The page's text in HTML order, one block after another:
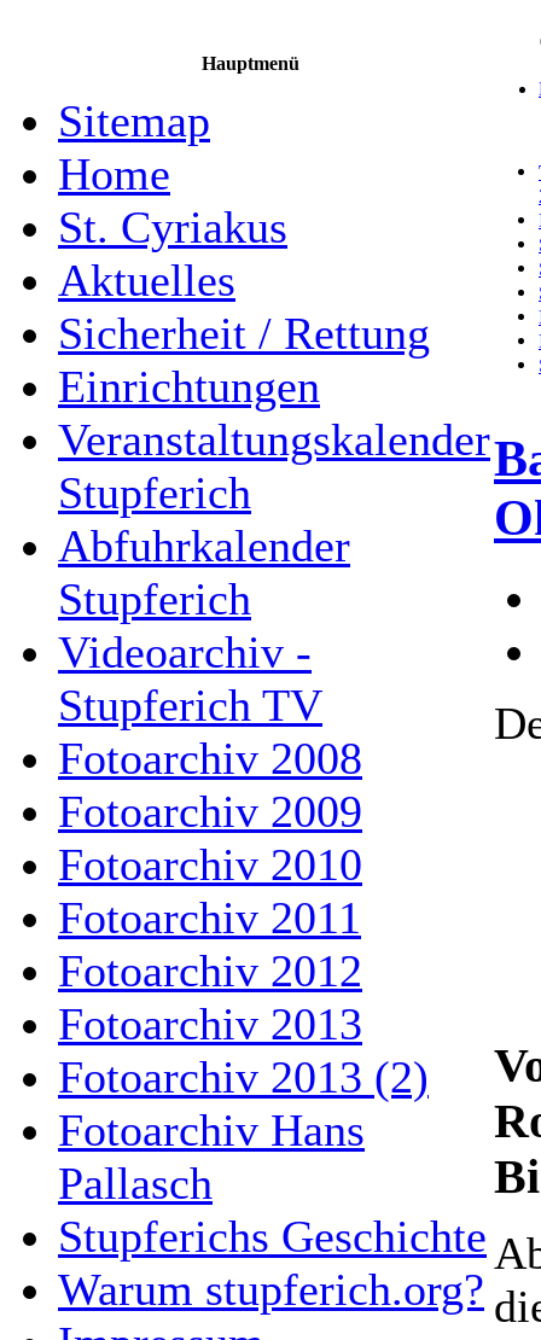
Hauptmenü
Sitemap
Home
St. Cyriakus
Aktuelles
Sicherheit / Rettung
Einrichtungen
Veranstaltungskalender
Stupferich
Abfuhrkalender
Stupferich
Videoarchiv -
Stupferich TV
Fotoarchiv 2008
Fotoarchiv 2009
Fotoarchiv 2010
Fotoarchiv 2011
Fotoarchiv 2012
Fotoarchiv 2013
Fotoarchiv 2013 (2)
Fotoarchiv Hans
Pallasch
Stupferichs Geschichte
Warum stupferich.org?